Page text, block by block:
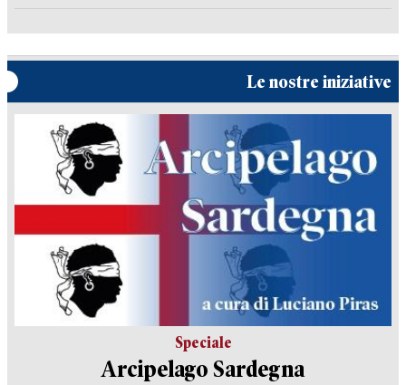
Le nostre iniziative
Speciale
Arcipelago Sardegna